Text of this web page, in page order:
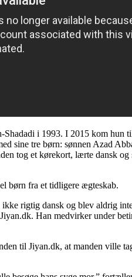
i 1993. I 2015 kom hun
sine tre børn: sønnen Azad
tog et kørekort, lærte dansk og
børn fra et tidligere ægteskab.
rigtig dansk og blev aldrig
Han medvirker under
til Jiyan.dk, at manden ville